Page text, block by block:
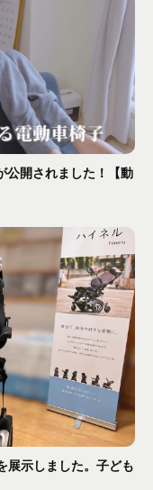
公開されました！【動
展示しました。子ども